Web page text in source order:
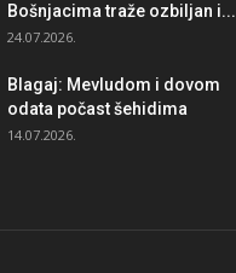
Bošnjacima traže ozbiljan i...
24.07.2026.
Blagaj: Mevludom i dovom
odata počast šehidima
14.07.2026.